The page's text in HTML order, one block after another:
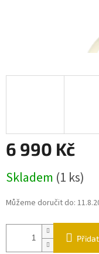
6 990 Kč
cena:
Skladem (1 ks)
Můžeme doručit do: